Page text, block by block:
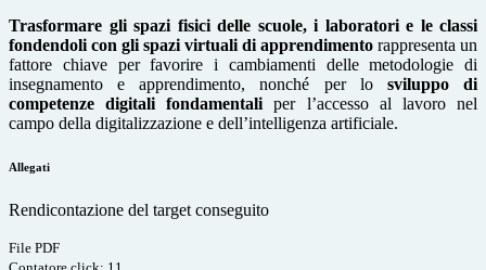
Trasformare gli spazi fisici delle scuole, i laboratori e le classi
fondendoli con gli spazi virtuali di apprendimento rappresenta un
fattore chiave per favorire i cambiamenti delle metodologie di
insegnamento e apprendimento, nonché per lo
sviluppo di
competenze digitali fondamentali
per l’accesso al lavoro nel
campo della digitalizzazione e dell’intelligenza artificiale.
Allegati
Rendicontazione del target conseguito
File PDF